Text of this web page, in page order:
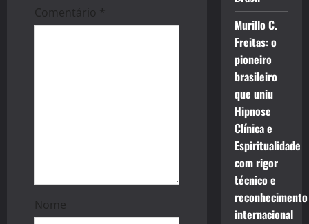
o
Comentário *
Nome
Murillo C.
Freitas: o
pioneiro
brasileiro
que uniu
Hipnose
Clínica e
Espiritualidade
com rigor
técnico e
reconhecimento
internacional